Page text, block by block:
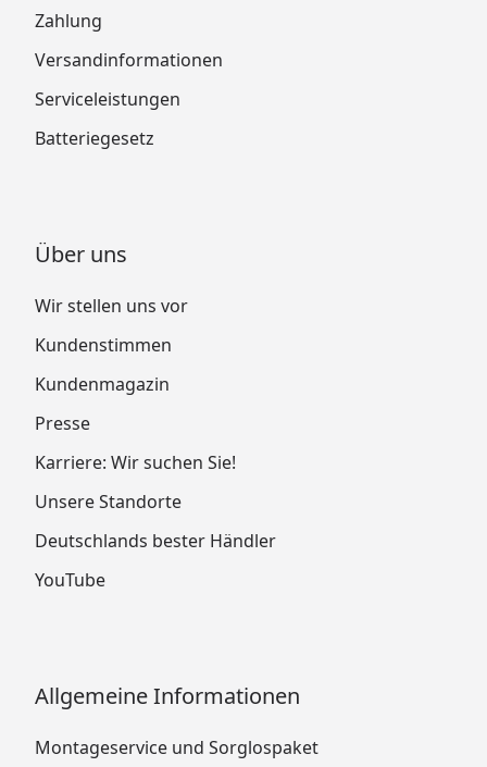
Zahlung
Versandinformationen
Serviceleistungen
Batteriegesetz
Über uns
Wir stellen uns vor
Kundenstimmen
Kundenmagazin
Presse
Karriere: Wir suchen Sie!
Unsere Standorte
Deutschlands bester Händler
YouTube
Allgemeine Informationen
Montageservice und Sorglospaket